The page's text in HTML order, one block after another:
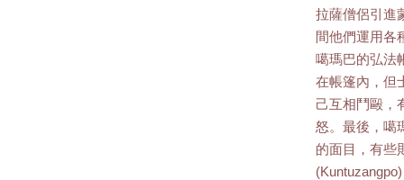
拉薩僧侶引進
間他們運用各
噶瑪巴的弘法
在帳篷內，但
己互相鬥毆，
怒。最後，噶
的面目，有些